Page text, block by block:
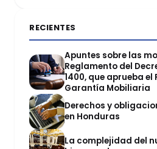
RECIENTES
Apuntes sobre las
Reglamento del
1400, que aprueba el
Garantía Mobiliaria
Derechos y
en Honduras
La complejidad del